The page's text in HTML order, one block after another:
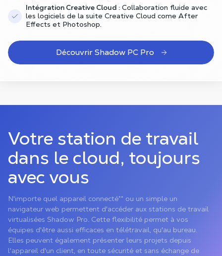
Intégration Creative Cloud : Collaboration fluide avec
les logiciels de la suite Creative Cloud come After
Effects et Photoshop.
Découvrir Shadow PC Pro
Votre station de travail
dans le cloud, toujours
avec vous
N'importe quel appareil connecté** ou un simple un
navigateur web permettent d'accéder aux stations de travail
virtualisées Shadow Pro. Cette flexibilité permet à vos
équipes d'être aussi efficaces en télétravail, qu'au bureau.
Elles peuvent également présenter leurs projets depuis
l'appareil d'un client, en toute sécurité et sans échange de